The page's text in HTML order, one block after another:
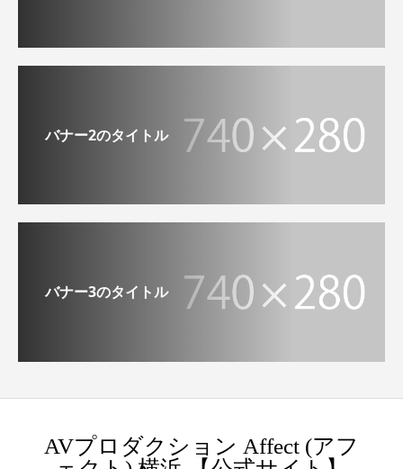
バナー2のタイトル
バナー3のタイトル
AVプロダクション Affect (アフ